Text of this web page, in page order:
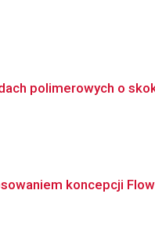
polimerowych o
koncepcji